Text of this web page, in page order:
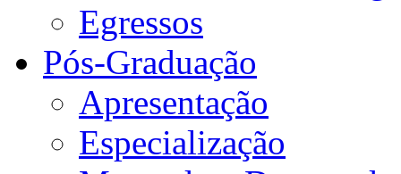
Egressos
Pós-Graduação
Apresentação
Especialização